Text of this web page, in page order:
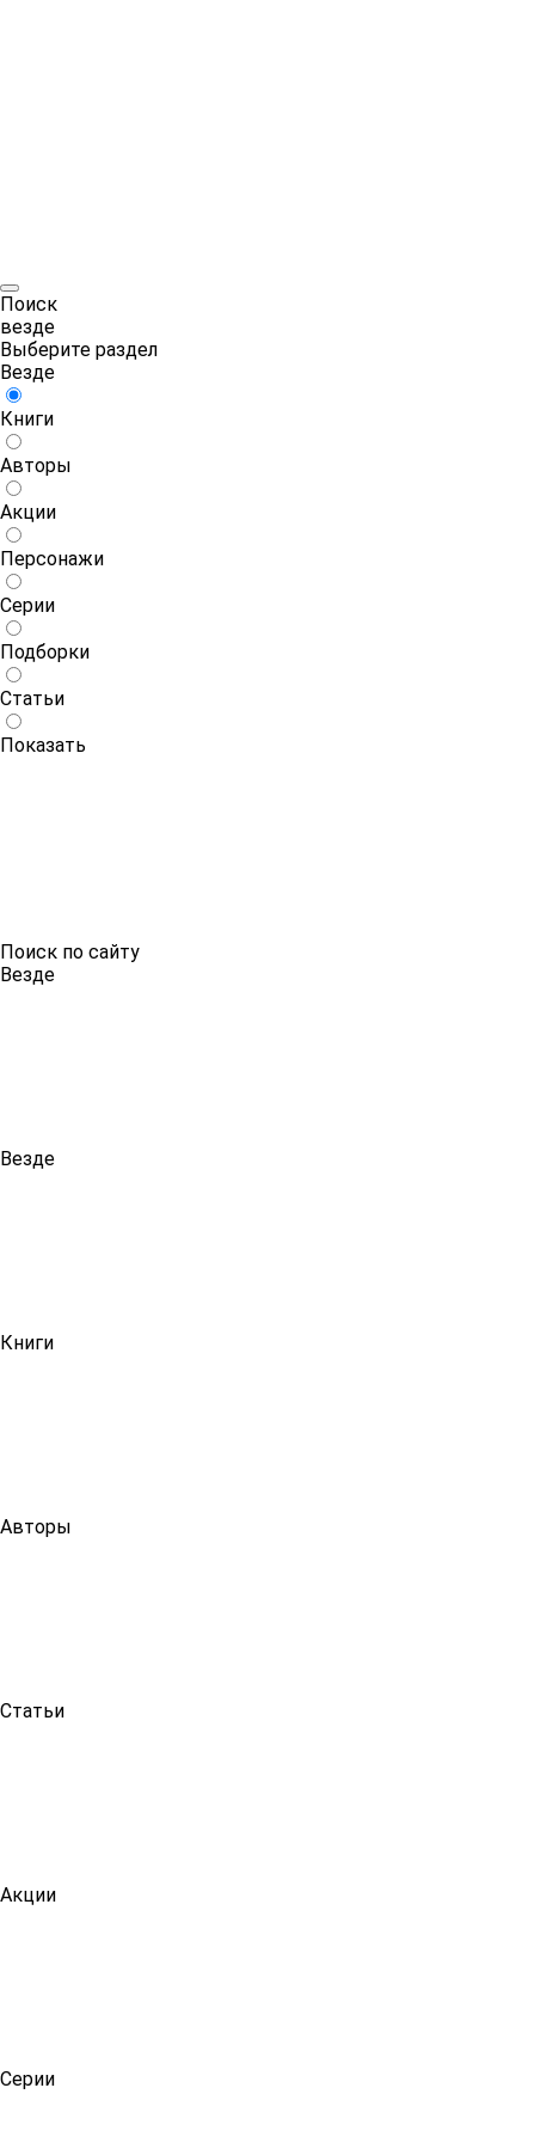
Поиск
везде
Выберите раздел
Везде
Книги
Авторы
Акции
Персонажи
Серии
Подборки
Статьи
Показать
Поиск по сайту
Везде
Везде
Книги
Авторы
Статьи
Акции
Серии